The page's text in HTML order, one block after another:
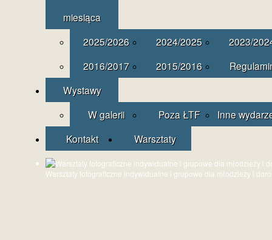
miesiąca
2025/2026
2024/2025
2023/
2016/2017
2015/2016
Wystawy
W galerii
Poza ŁTF
Inne
Kontakt
Warsztaty
Warsztaty fotograficzne indywidualne i grupowe dla młodzieży i